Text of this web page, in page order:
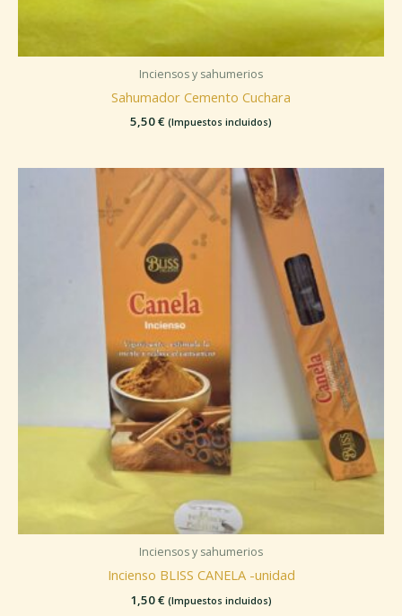
Inciensos y sahumerios
Sahumador Cemento Cuchara
5,50€ (Impuestos incluidos)
Inciensos y sahumerios
Incienso BLISS CANELA -unidad
1,50€ (Impuestos incluidos)